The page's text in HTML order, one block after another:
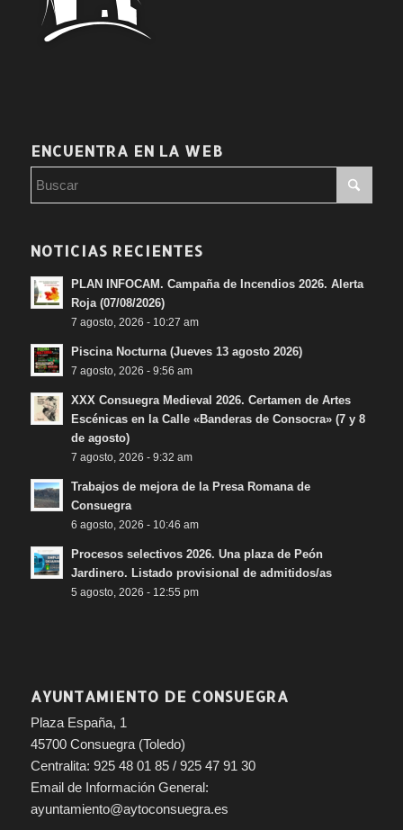
ENCUENTRA EN LA WEB
NOTICIAS RECIENTES
PLAN INFOCAM. Campaña de Incendios 2026. Alerta
Roja (07/08/2026)
7 agosto, 2026 - 10:27 am
Piscina Nocturna (Jueves 13 agosto 2026)
7 agosto, 2026 - 9:56 am
XXX Consuegra Medieval 2026. Certamen de Artes
Escénicas en la Calle «Banderas de Consocra» (7 y 8
de agosto)
7 agosto, 2026 - 9:32 am
Trabajos de mejora de la Presa Romana de
Consuegra
6 agosto, 2026 - 10:46 am
Procesos selectivos 2026. Una plaza de Peón
Jardinero. Listado provisional de admitidos/as
5 agosto, 2026 - 12:55 pm
AYUNTAMIENTO DE CONSUEGRA
Plaza España, 1
45700 Consuegra (Toledo)
Centralita: 925 48 01 85 / 925 47 91 30
Email de Información General:
ayuntamiento@aytoconsuegra.es